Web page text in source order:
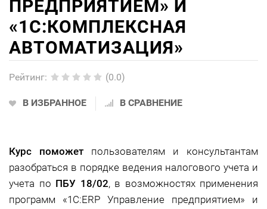
ПРЕДПРИЯТИЕМ» И
«1С:КОМПЛЕКСНАЯ
АВТОМАТИЗАЦИЯ»
Рейтинг: (0.0)
В ИЗБРАННОЕ В СРАВНЕНИЕ
Курс поможет пользователям и консультантам
разобраться в порядке ведения налогового учета и
учета по ПБУ 18/02, в возможностях применения
программ «1С:ERP Управление предприятием» и